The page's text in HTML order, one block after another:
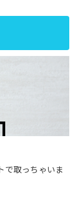
で取っちゃいま